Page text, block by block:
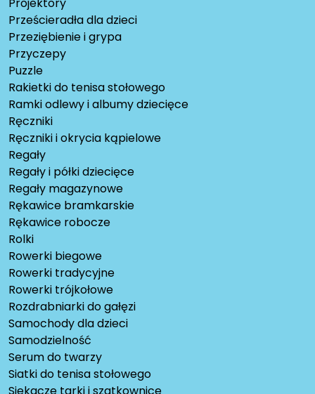
Projektory
Prześcieradła dla dzieci
Przeziębienie i grypa
Przyczepy
Puzzle
Rakietki do tenisa stołowego
Ramki odlewy i albumy dziecięce
Ręczniki
Ręczniki i okrycia kąpielowe
Regały
Regały i półki dziecięce
Regały magazynowe
Rękawice bramkarskie
Rękawice robocze
Rolki
Rowerki biegowe
Rowerki tradycyjne
Rowerki trójkołowe
Rozdrabniarki do gałęzi
Samochody dla dzieci
Samodzielność
Serum do twarzy
Siatki do tenisa stołowego